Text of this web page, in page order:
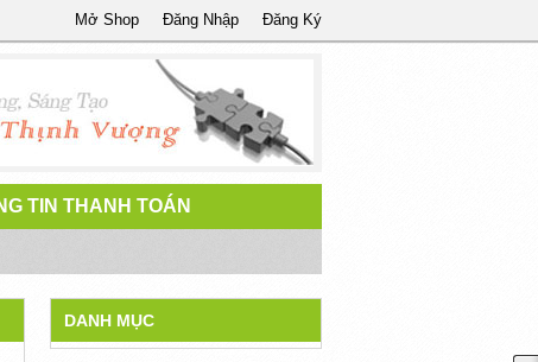
Đăng Ký
Đăng Nhập
Mở Shop
TIN THANH TOÁN
DANH MỤC